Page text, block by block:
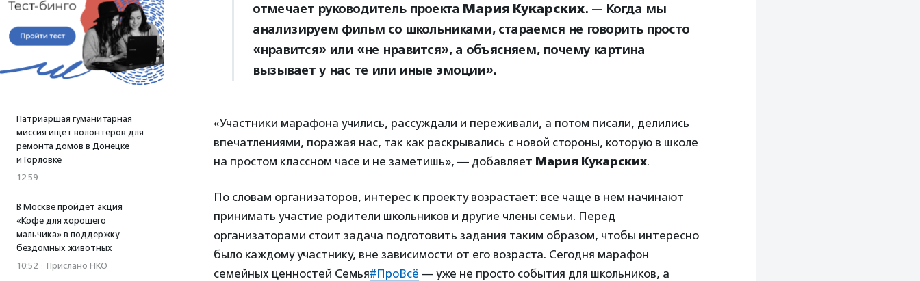
Патриаршая гуманитарная
миссия ищет волонтеров для
ремонта домов в Донецке
и Горловке
12:59
В Москве пройдет акция
«Кофе для хорошего
мальчика» в поддержку
бездомных животных
10:52 · Прислано НКО
отмечает руководитель проекта Мария Кукарских. — Когда мы
анализируем фильм со школьниками, стараемся не говорить просто
«нравится» или «не нравится», а объясняем, почему картина
вызывает у нас те или иные эмоции».
«Участники марафона учились, рассуждали и переживали, а потом писали, делились
впечатлениями, поражая нас, так как раскрывались с новой стороны, которую в школе
на простом классном часе и не заметишь», — добавляет Мария Кукарских.
По словам организаторов, интерес к проекту возрастает: все чаще в нем начинают
принимать участие родители школьников и другие члены семьи. Перед
организаторами стоит задача подготовить задания таким образом, чтобы интересно
было каждому участнику, вне зависимости от его возраста. Сегодня марафон
семейных ценностей Семья#ПроВсё — уже не просто события для школьников, а